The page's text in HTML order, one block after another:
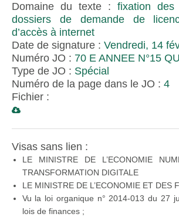
Domaine du texte : fixation des
dossiers de demande de
d’accès à internet
Date de signature : Vendredi, 14
Numéro JO : 70 E ANNEE N°15
Type de JO : Spécial
Numéro de la page dans le JO : 4
Fichier :
Visas sans lien :
LE MINISTRE DE L’ECONOMIE
TRANSFORMATION DIGITALE
LE MINISTRE DE L’ECONOMIE ET DES
Vu la loi organique n° 2014-013 du 27
lois de finances ;